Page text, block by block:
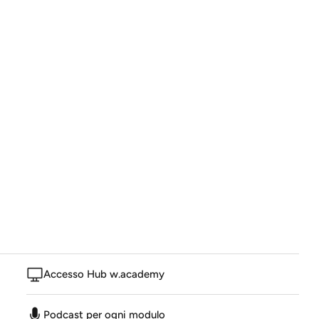
Accesso Hub w.academy
Podcast per ogni modulo